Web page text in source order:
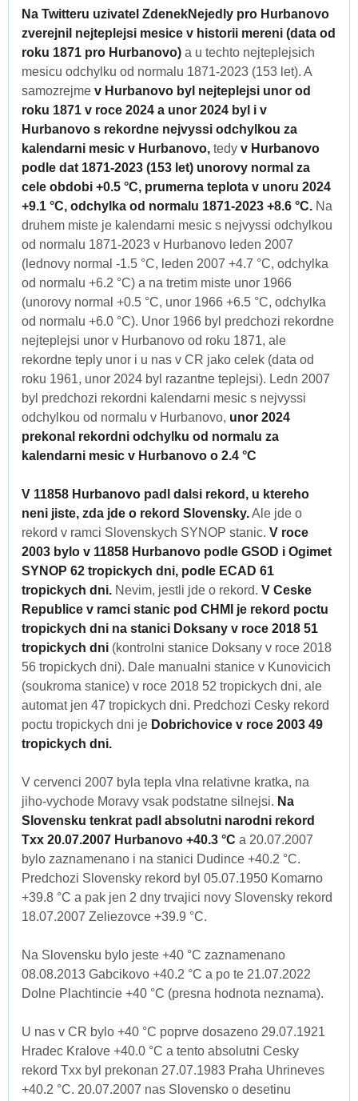
Na Twitteru uzivatel ZdenekNejedly pro Hurbanovo
zverejnil nejteplejsi mesice v historii mereni (data od
roku 1871 pro Hurbanovo) a u techto nejteplejsich
mesicu odchylku od normalu 1871-2023 (153 let). A
samozrejme v Hurbanovo byl nejteplejsi unor od
roku 1871 v roce 2024 a unor 2024 byl i v
Hurbanovo s rekordne nejvyssi odchylkou za
kalendarni mesic v Hurbanovo, tedy v Hurbanovo
podle dat 1871-2023 (153 let) unorovy normal za
cele obdobi +0.5 °C, prumerna teplota v unoru 2024
+9.1 °C, odchylka od normalu 1871-2023 +8.6 °C. Na
druhem miste je kalendarni mesic s nejvyssi odchylkou
od normalu 1871-2023 v Hurbanovo leden 2007
(lednovy normal -1.5 °C, leden 2007 +4.7 °C, odchylka
od normalu +6.2 °C) a na tretim miste unor 1966
(unorovy normal +0.5 °C, unor 1966 +6.5 °C, odchylka
od normalu +6.0 °C). Unor 1966 byl predchozi rekordne
nejteplejsi unor v Hurbanovo od roku 1871, ale
rekordne teply unor i u nas v CR jako celek (data od
roku 1961, unor 2024 byl razantne teplejsi). Ledn 2007
byl predchozi rekordni kalendarni mesic s nejvyssi
odchylkou od normalu v Hurbanovo, unor 2024
prekonal rekordni odchylku od normalu za
kalendarni mesic v Hurbanovo o 2.4 °C
V 11858 Hurbanovo padl dalsi rekord, u ktereho
neni jiste, zda jde o rekord Slovensky.Ale jde o
rekord v ramci Slovenskych SYNOP stanic. V roce
2003 bylo v 11858 Hurbanovo podle GSOD i Ogimet
SYNOP 62 tropickych dni, podle ECAD 61
tropickych dni. Nevim, jestli jde o rekord. V Ceske
Republice v ramci stanic pod CHMI je rekord poctu
tropickych dni na stanici Doksany v roce 2018 51
tropickych dni (kontrolni stanice Doksany v roce 2018
56 tropickych dni). Dale manualni stanice v Kunovicich
(soukroma stanice) v roce 2018 52 tropickych dni, ale
automat jen 47 tropickych dni. Predchozi Cesky rekord
poctu tropickych dni je Dobrichovice v roce 2003 49
tropickych dni.
V cervenci 2007 byla tepla vlna relativne kratka, na
jiho-vychode Moravy vsak podstatne silnejsi. Na
Slovensku tenkrat padl absolutni narodni rekord
Txx 20.07.2007 Hurbanovo +40.3 °C a 20.07.2007
bylo zaznamenano i na stanici Dudince +40.2 °C.
Predchozi Slovensky rekord byl 05.07.1950 Komarno
+39.8 °C a pak jen 2 dny trvajici novy Slovensky rekord
18.07.2007 Zeliezovce +39.9 °C.
Na Slovensku bylo jeste +40 °C zaznamenano
08.08.2013 Gabcikovo +40.2 °C a po te 21.07.2022
Dolne Plachtincie +40 °C (presna hodnota neznama).
U nas v CR bylo +40 °C poprve dosazeno 29.07.1921
Hradec Kralove +40.0 °C a tento absolutni Cesky
rekord Txx byl prekonan 27.07.1983 Praha Uhrineves
+40.2 °C. 20.07.2007 nas Slovensko o desetinu